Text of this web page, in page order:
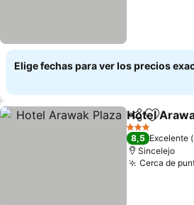
Elige fechas para ver los precios
Compartir
Hotel
3 Estrellas
8,5 Excelente
Sincelejo
Cerca de